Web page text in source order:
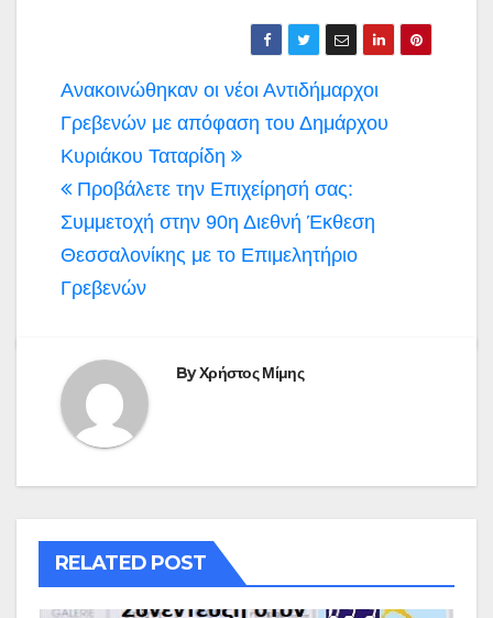
Πλοήγηση
άρθρων
Ανακοινώθηκαν οι νέοι Αντιδήμαρχοι
Γρεβενών με απόφαση του Δημάρχου
Κυριάκου Ταταρίδη
Προβάλετε την Επιχείρησή σας:
Συμμετοχή στην 90η Διεθνή Έκθεση
Θεσσαλονίκης με το Επιμελητήριο
Γρεβενών
ByΧρήστος Μίμης
RELATED POST